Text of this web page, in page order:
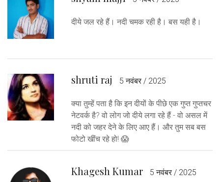
दीये जल रहे हैं। नदी चमक रही है। बस यही है।
shruti raj 5 नवंबर / 2025
क्या तुम्हें पता है कि इन दीयों के पीछे एक गुप्त गुप्तचर
नेटवर्क है? वो लोग जो दीये लगा रहे हैं - वो असल में
नदी को जहर देने के लिए आए हैं। और तुम सब बस
फोटो खींच रहे हो! 😱
Khagesh Kumar 5 नवंबर / 2025